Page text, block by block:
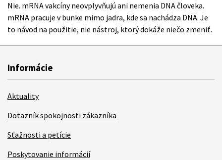
Nie. mRNA vakcíny neovplyvňujú ani nemenia DNA človeka.
mRNA pracuje v bunke mimo jadra, kde sa nachádza DNA. Je
to návod na použitie, nie nástroj, ktorý dokáže niečo zmeniť.
Informácie
Aktuality
Dotazník spokojnosti zákazníka
Sťažnosti a petície
Poskytovanie informácií